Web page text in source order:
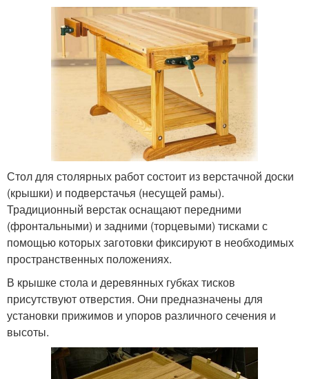
Стол для столярных работ состоит из верстачной доски
(крышки) и подверстачья (несущей рамы).
Традиционный верстак оснащают передними
(фронтальными) и задними (торцевыми) тисками с
помощью которых заготовки фиксируют в необходимых
пространственных положениях.
В крышке стола и деревянных губках тисков
присутствуют отверстия. Они предназначены для
установки прижимов и упоров различного сечения и
высоты.